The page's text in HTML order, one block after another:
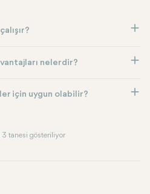
nelerdir?
için uygun olabilir?
3 tanesi gösteriliyor